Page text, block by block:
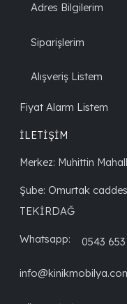
Adres Bilgilerim
Siparişlerim
Alışveriş Listem
Fiyat Alarm Listem
İLETİŞİM
Merkez: Muhittin
Şube: Omurtak
TEKİRDAĞ
Whatsapp: 0543